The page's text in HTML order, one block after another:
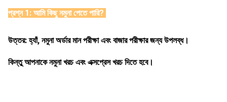
প্রশ্ন 1: আমি কিছু নমুনা পেতে পারি?
উত্তর: হ্যাঁ, নমুনা অর্ডার মান পরীক্ষা এবং বাজার পরীক্ষার জন্য উপলব্ধ।
কিন্তু আপনাকে নমুনা খরচ এবং এক্সপ্রেস খরচ দিতে হবে।